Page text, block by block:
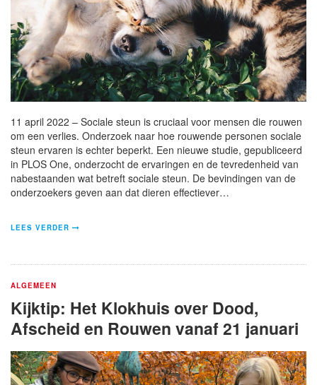
11 april 2022 – Sociale steun is cruciaal voor mensen die rouwen
om een verlies. Onderzoek naar hoe rouwende personen sociale
steun ervaren is echter beperkt. Een nieuwe studie, gepubliceerd
in PLOS One, onderzocht de ervaringen en de tevredenheid van
nabestaanden wat betreft sociale steun. De bevindingen van de
onderzoekers geven aan dat dieren effectiever…
LEES VERDER
ALGEMEEN
Kijktip: Het Klokhuis over Dood,
Afscheid en Rouwen vanaf 21 januari